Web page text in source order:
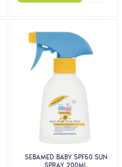
SEBAMED BABY SPF50 SUN
SPRAY 200ML